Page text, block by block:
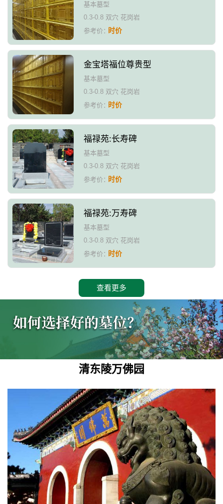
基本墓型
0.3-0.8 双穴 花岗岩
参考价：时价
金宝塔福位尊贵型
基本墓型
0.3-0.8 双穴 花岗岩
参考价：时价
福禄苑:长寿碑
基本墓型
0.3-0.8 双穴 花岗岩
参考价：时价
福禄苑:万寿碑
基本墓型
0.3-0.8 双穴 花岗岩
参考价：时价
查看更多
清东陵万佛园